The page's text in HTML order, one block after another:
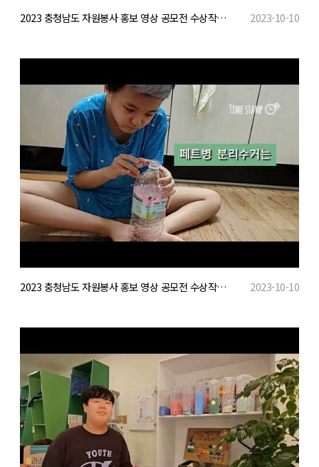
2023 충청남도 자원봉사 홍보 영상 공모전 수상작(학생부 최우수) 2023-10-10
2023 충청남도 자원봉사 홍보 영상 공모전 수상작(일반부 우수) 2023-10-10